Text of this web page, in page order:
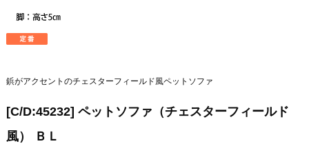
鋲がアクセントのチェスターフィールド風ペットソファ
[C/D:45232] ペットソファ（チェスターフィールド
風） ＢＬ